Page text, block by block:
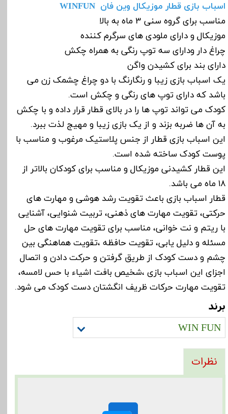
اسباب بازی قطار موزیکال وین فان WINFUN
مناسب برای گروه سنی 3 ماه به بالا
موزیکال و دارای ملودی های سرگرم کننده
چراغ دار ودارای سه توپ رنگی به همراه چکش
دارای بند برای کشیدن واگن
یک اسباب بازی زیبا و رنگارنگ با دو چراغ چشمک زن می
باشد که دارای توپ های رنگی و چکش است.
کودک می تواند توپ ها را در بالای قطار قرار داده و با چکش
به آن ها ضربه بزند و از یک بازی زیبا و مهیج لذت ببرد.
این اسباب بازی قطار از جنس پلاستیک مرغوب و مناسب با
پوست کودک ساخته شده است.
این قطار کشیدنی موزیکال و مناسب برای کودکان بالاتر از
۱۸ ماه می باشد.
قطار اسباب بازی باعث تقویت رشد هوشی و مهارت های
حرکتی، تقویت مهارت های ذهنی، تربیت شنوایی، آشنایی
با ریتم و نت خوانی، مناسب برای تقویت مهارت های حل
مسئله و دلیل یابی، تقویت حافظه ،تقویت هماهنگی بین
چشم و دست کودک از طریق گرفتن و حرکت دادن و اتصال
اجزای این اسباب بازی ،شخیص بافت اشیاء با حس لامسه،
تقویت مهارت حرکات ظریف انگشتان دست کودک می شود.
برند
WIN FUN
نظرات